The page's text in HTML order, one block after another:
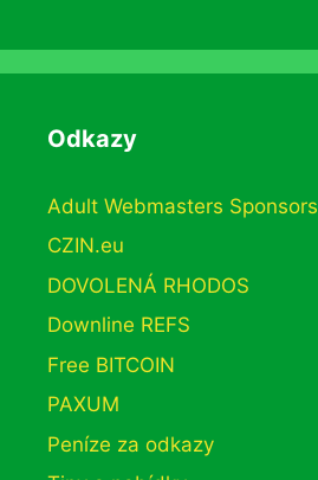
Odkazy
Adult Webmasters Sponsors
CZIN.eu
DOVOLENÁ RHODOS
Downline REFS
Free BITCOIN
PAXUM
Peníze za odkazy